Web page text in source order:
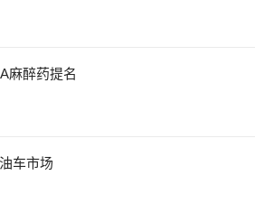
麻醉药提名
车市场